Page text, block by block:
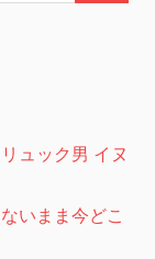
ュック男 イヌ
いまま今どこ